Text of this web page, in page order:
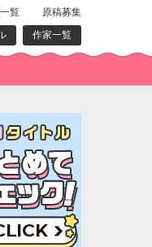
覧
原稿募集
作家一覧